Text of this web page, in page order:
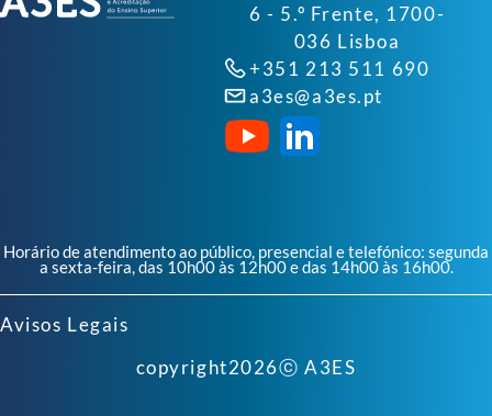
6 - 5.º Frente, 1700-
036 Lisboa
+351 213 511 690
a3es@a3es.pt
Horário de atendimento ao público, presencial e telefónico: segunda
a sexta-feira, das 10h00 às 12h00 e das 14h00 às 16h00.
Avisos Legais
copyright2026ⓒ A3ES